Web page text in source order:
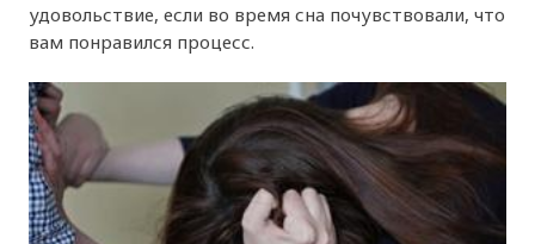
удовольствие, если во время сна почувствовали, что
вам понравился процесс.